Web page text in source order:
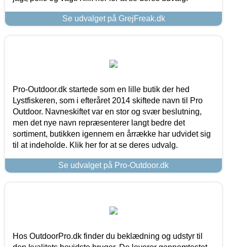
Se udvalget på GrejFreak.dk
Pro-Outdoor.dk startede som en lille butik der hed
Lystfiskeren, som i efteråret 2014 skiftede navn til Pro
Outdoor. Navneskiftet var en stor og svær beslutning,
men det nye navn repræsenterer langt bedre det
sortiment, butikken igennem en årrække har udvidet sig
til at indeholde. Klik her for at se deres udvalg.
Se udvalget på Pro-Outdoor.dk
Hos OutdoorPro.dk finder du beklædning og udstyr til